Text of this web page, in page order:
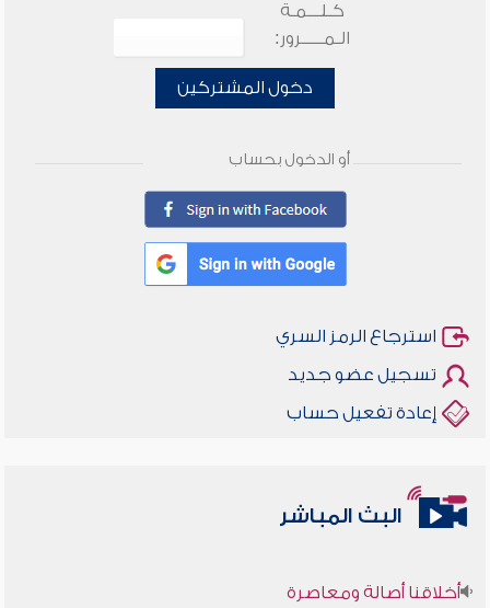
كـلـــمـة
الـمـــــرور:
دخول المشتركين
أو الدخول بحساب
استرجاع الرمز السري
تسجيل عضو جديد
إعادة تفعيل حساب
البث المباشر
أخلاقنا أصالة ومعاصرة